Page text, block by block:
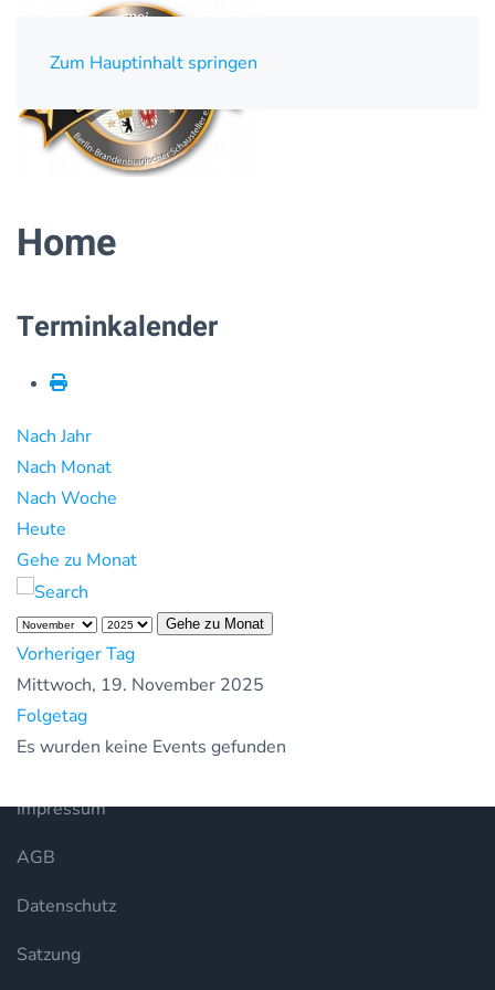
Zum Hauptinhalt springen
Home
Terminkalender
Nach Jahr
Nach Monat
Nach Woche
Heute
Gehe zu Monat
Gehe zu Monat
Vorheriger Tag
Mittwoch, 19. November 2025
Folgetag
Es wurden keine Events gefunden
Impressum
AGB
Datenschutz
Satzung